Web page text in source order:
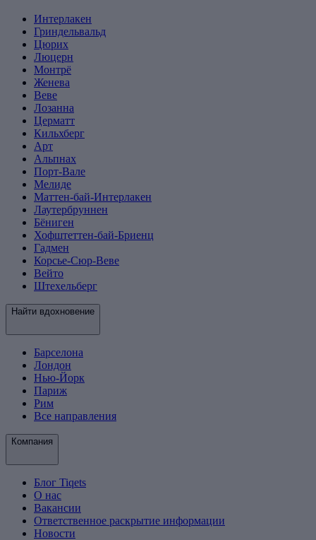
Интерлакен
Гриндельвальд
Цюрих
Люцерн
Монтрё
Женева
Веве
Лозанна
Церматт
Кильхберг
Арт
Альпнах
Порт-Вале
Мелиде
Маттен-бай-Интерлакен
Лаутербруннен
Бёниген
Хофштеттен-бай-Бриенц
Гадмен
Корсье-Сюр-Веве
Вейто
Штехельберг
Найти вдохновение
Барселона
Лондон
Нью-Йорк
Париж
Рим
Все направления
Компания
Блог Tiqets
О нас
Вакансии
Ответственное раскрытие информации
Новости